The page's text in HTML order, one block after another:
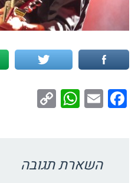
Facebook
Email
השארת תגובה